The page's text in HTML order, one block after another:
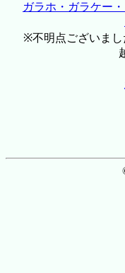
ガラホ・ガラケー
※不明点ございま